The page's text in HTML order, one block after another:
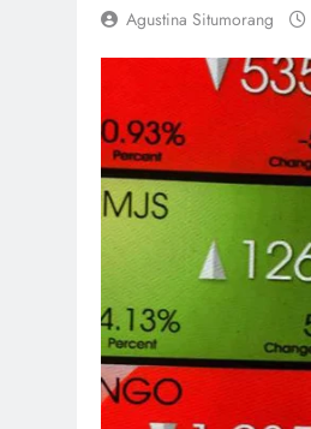
Agustina Situmorang